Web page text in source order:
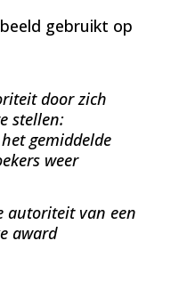
gebruikt op
door zich
stellen:
gemiddelde
weer
autoriteit van een
award